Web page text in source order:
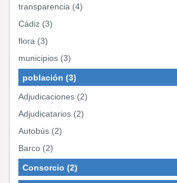
transparencia (4)
Cádiz (3)
flora (3)
municipios (3)
población (3)
Adjudicaciones (2)
Adjudicatarios (2)
Autobús (2)
Barco (2)
Consorcio (2)